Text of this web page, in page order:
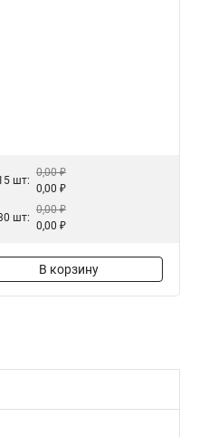
шт:
0,00 ₽
0,00 ₽
шт:
0,00 ₽
0,00 ₽
В корзину